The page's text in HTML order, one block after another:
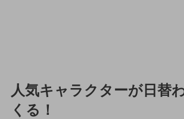
人気キャラクターが日替
くる！